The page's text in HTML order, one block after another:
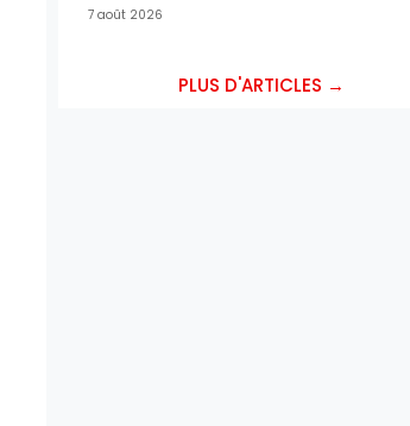
7 août 2026
PLUS D'ARTICLES →